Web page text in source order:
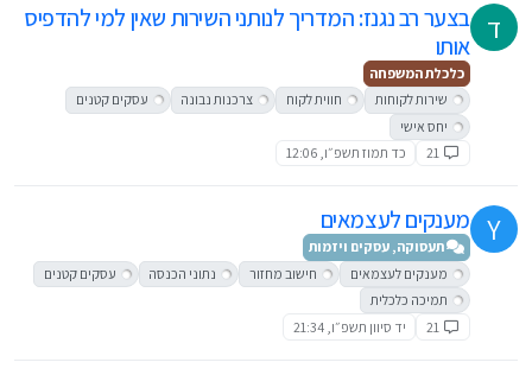
ד בצער רב נגנז: המדריך לנותני השירות שאין למי להדפיס
אותו
כלכלת המשפחה
שירות לקוחות
חווית לקוח צרכנות נבונה
עסקים קטנים
יחס אישי
21
כד תמוז תשפ״ו, 12:06
Y מענקים לעצמאים
תעסוקה, עסקים ויזמות
מענקים לעצמאים
חישוב מחזור נתוני הכנסה
עסקים קטנים
תמיכה כלכלית
21
יד סיוון תשפ״ו, 21:34